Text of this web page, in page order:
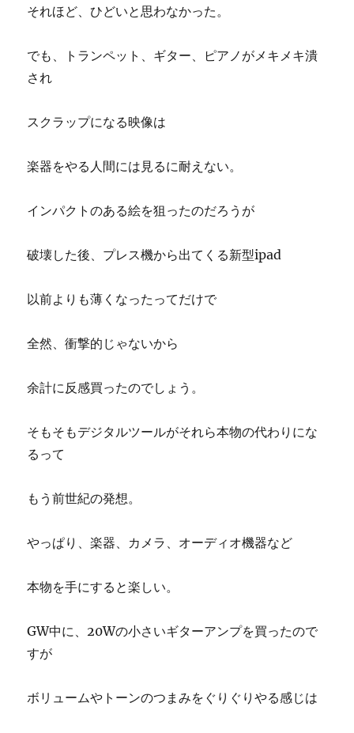
それほど、ひどいと思わなかった。
でも、トランペット、ギター、ピアノがメキメキ潰
され
スクラップになる映像は
楽器をやる人間には見るに耐えない。
インパクトのある絵を狙ったのだろうが
破壊した後、プレス機から出てくる新型ipad
以前よりも薄くなったってだけで
全然、衝撃的じゃないから
余計に反感買ったのでしょう。
そもそもデジタルツールがそれら本物の代わりにな
るって
もう前世紀の発想。
やっぱり、楽器、カメラ、オーディオ機器など
本物を手にすると楽しい。
GW中に、20Wの小さいギターアンプを買ったので
すが
ボリュームやトーンのつまみをぐりぐりやる感じは